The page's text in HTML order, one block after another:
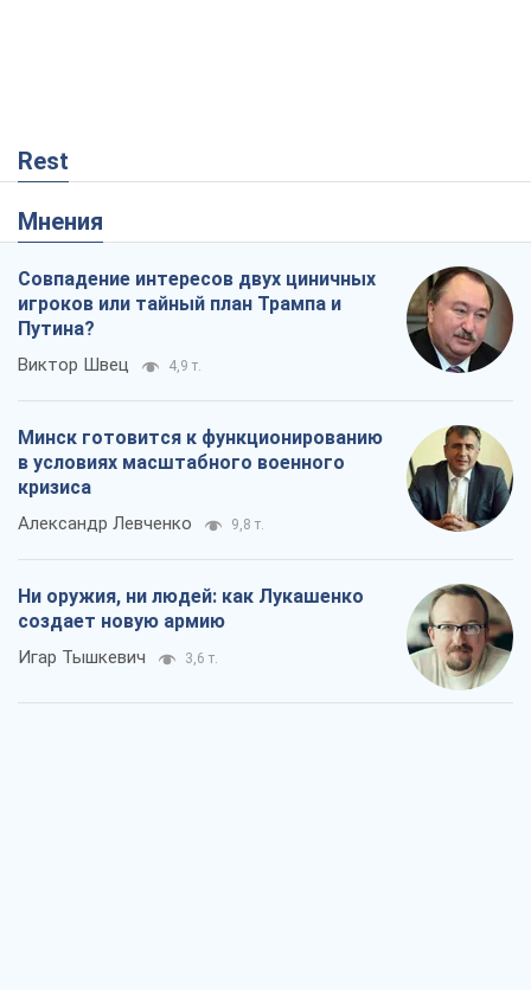
Rest
Мнения
Совпадение интересов двух циничных
игроков или тайный план Трампа и
Путина?
Виктор Швец 4,9 т.
Минск готовится к функционированию
в условиях масштабного военного
кризиса
Александр Левченко 9,8 т.
Ни оружия, ни людей: как Лукашенко
создает новую армию
Игар Тышкевич 3,6 т.